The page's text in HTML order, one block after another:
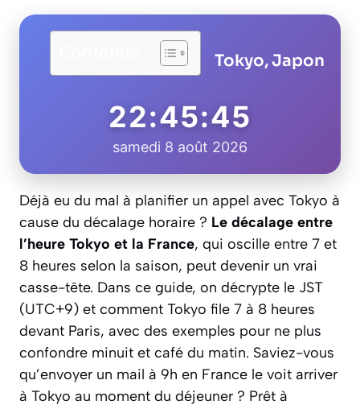
Tokyo, Japon
22:45:46
samedi 8 août 2026
Déjà eu du mal à planifier un appel avec Tokyo à
cause du décalage horaire ? Le décalage entre
l’heure Tokyo et la France, qui oscille entre 7 et
8 heures selon la saison, peut devenir un vrai
casse-tête. Dans ce guide, on décrypte le JST
(UTC+9) et comment Tokyo file 7 à 8 heures
devant Paris, avec des exemples pour ne plus
confondre minuit et café du matin. Saviez-vous
qu’envoyer un mail à 9h en France le voit arriver
à Tokyo au moment du déjeuner ? Prêt à